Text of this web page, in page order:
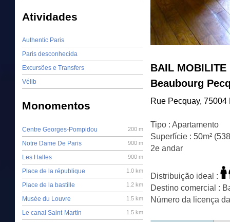
BAIL
Beaubourg
Rue Pecquay, 75004
Tipo : Apartamento
Superfície : 50m²
2e andar
Distribuição ideal :
Destino comercial :
Número da licença
Atividades
Authentic Paris
Paris desconhecida
Excursões e Transfers
Vélib
Monomentos
200 m
Centre Georges-Pompidou
900 m
Notre Dame De Paris
900 m
Les Halles
1.0 km
Place de la république
1.2 km
Place de la bastille
1.5 km
Musée du Louvre
1.5 km
Le canal Saint-Martin